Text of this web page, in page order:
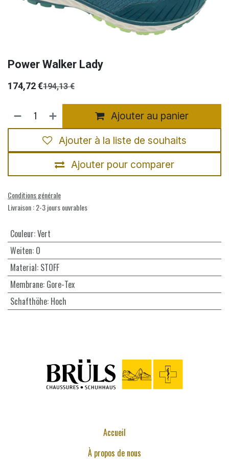
Power Walker Lady
174,72€194,13€
Ajouter au panier
Ajouter pour comparer
Ajouter à la liste de souhaits
Conditions générale
Livraison : 2-3 jours ouvrables
Couleur:Vert
Weiten: O
Material: STOFF
Membrane: Gore-Tex
Schafthöhe: Hoch
Accueil
À propos de nous